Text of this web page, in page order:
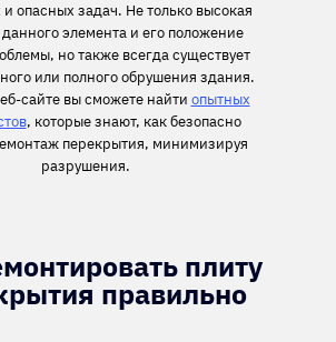
опасных задач. Не только высокая
элемента и его положение
но также всегда существует
или полного обрушения здания.
сайте вы сможете найти опытных
, которые знают, как безопасно
перекрытия, минимизируя
разрушения.
плиту
правильно